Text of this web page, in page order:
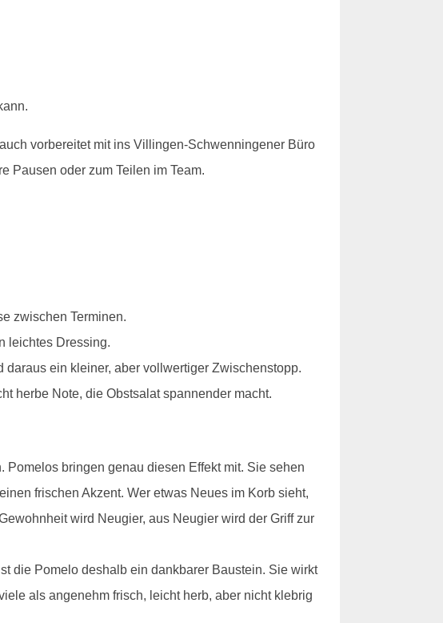
vorbereitet mit ins Villingen-Schwenningener Büro
Pausen oder zum Teilen im Team.
zwischen Terminen.
leichtes Dressing.
ein kleiner, aber vollwertiger Zwischenstopp.
herbe Note, die Obstsalat spannender macht.
Pomelos bringen genau diesen Effekt mit. Sie sehen
frischen Akzent. Wer etwas Neues im Korb sieht,
wird Neugier, aus Neugier wird der Griff zur
die Pomelo deshalb ein dankbarer Baustein. Sie wirkt
als angenehm frisch, leicht herb, aber nicht klebrig